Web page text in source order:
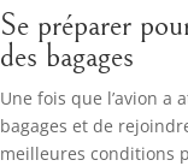
Se préparer
des bagages
Une fois que l’avion
bagages et de
meilleures conditions